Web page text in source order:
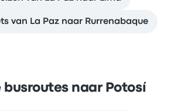
van La Paz naar Rurrenabaque
busroutes naar Potosí